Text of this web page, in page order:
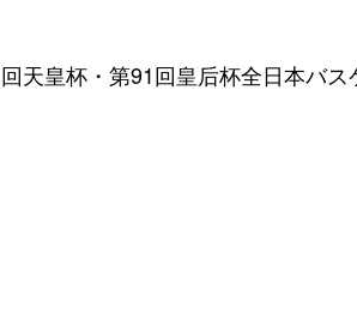
天皇杯・第91回皇后杯全日本バ